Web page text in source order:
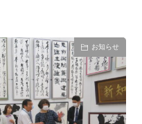
お知らせ